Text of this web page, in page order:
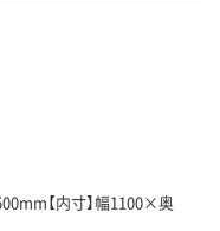
【内寸】幅1100×奥